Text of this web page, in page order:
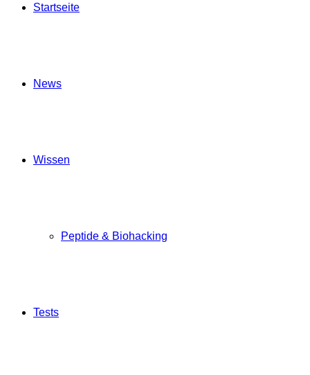
Startseite
News
Wissen
Peptide & Biohacking
Tests